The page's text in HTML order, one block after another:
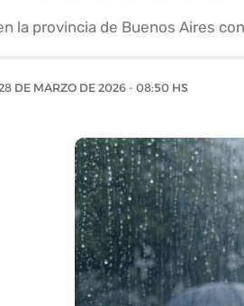
la provincia de Buenos Aires
DE MARZO DE 2026 - 08:50 HS